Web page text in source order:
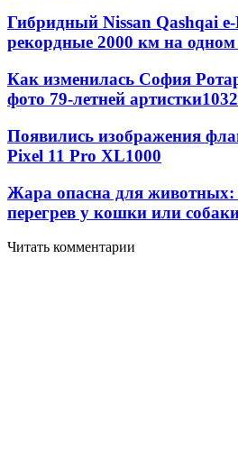
Гибридный Nissan Qashqai
рекордные 2000 км на одном
Как изменилась София
фото 79-летней артистки1032
Появились изображения
Pixel 11 Pro XL1000
Жара опасна для животных:
перегрев у кошки или
Читать комментарии